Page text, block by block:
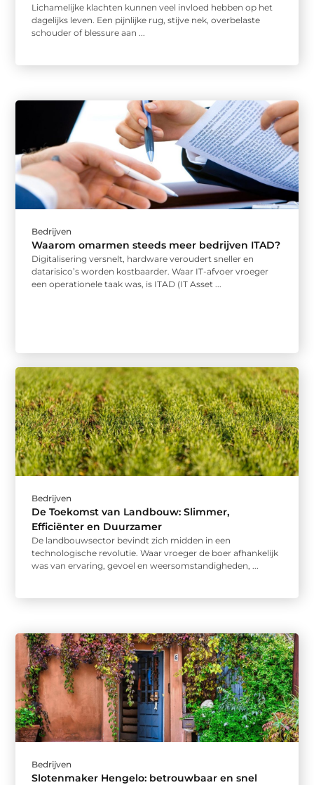
Lichamelijke klachten kunnen veel invloed hebben op het
dagelijks leven. Een pijnlijke rug, stijve nek, overbelaste
schouder of blessure aan ...
Bedrijven
Waarom omarmen steeds meer bedrijven ITAD?
Digitalisering versnelt, hardware veroudert sneller en
datarisico’s worden kostbaarder. Waar IT-afvoer vroeger
een operationele taak was, is ITAD (IT Asset ...
Bedrijven
De Toekomst van Landbouw: Slimmer,
Efficiënter en Duurzamer
De landbouwsector bevindt zich midden in een
technologische revolutie. Waar vroeger de boer afhankelijk
was van ervaring, gevoel en weersomstandigheden, ...
Bedrijven
Slotenmaker Hengelo: betrouwbaar en snel